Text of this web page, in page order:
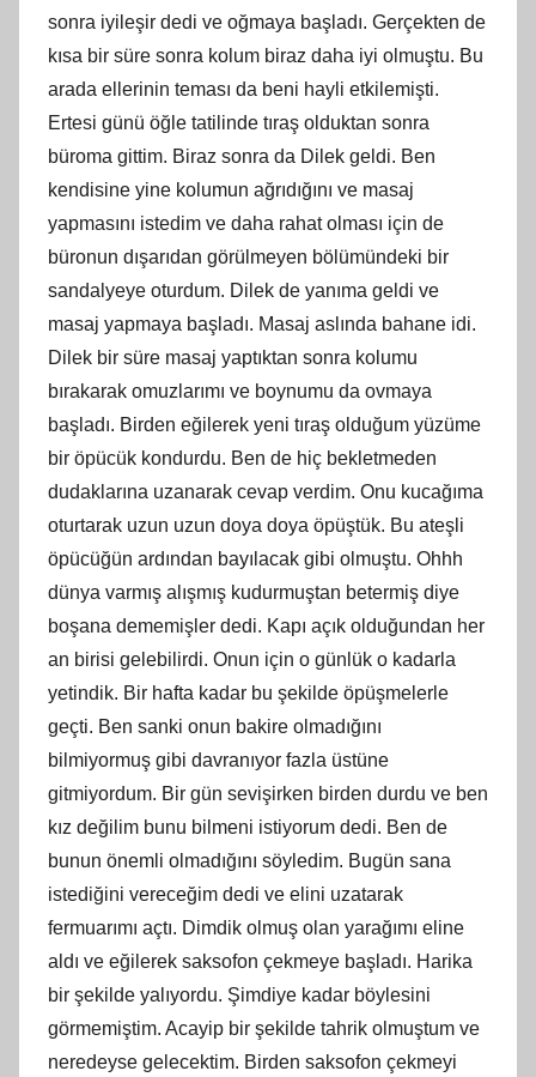
sonra iyileşir dedi ve oğmaya başladı. Gerçekten de
kısa bir süre sonra kolum biraz daha iyi olmuştu. Bu
arada ellerinin teması da beni hayli etkilemişti.
Ertesi günü öğle tatilinde tıraş olduktan sonra
büroma gittim. Biraz sonra da Dilek geldi. Ben
kendisine yine kolumun ağrıdığını ve masaj
yapmasını istedim ve daha rahat olması için de
büronun dışarıdan görülmeyen bölümündeki bir
sandalyeye oturdum. Dilek de yanıma geldi ve
masaj yapmaya başladı. Masaj aslında bahane idi.
Dilek bir süre masaj yaptıktan sonra kolumu
bırakarak omuzlarımı ve boynumu da ovmaya
başladı. Birden eğilerek yeni tıraş olduğum yüzüme
bir öpücük kondurdu. Ben de hiç bekletmeden
dudaklarına uzanarak cevap verdim. Onu kucağıma
oturtarak uzun uzun doya doya öpüştük. Bu ateşli
öpücüğün ardından bayılacak gibi olmuştu. Ohhh
dünya varmış alışmış kudurmuştan betermiş diye
boşana dememişler dedi. Kapı açık olduğundan her
an birisi gelebilirdi. Onun için o günlük o kadarla
yetindik. Bir hafta kadar bu şekilde öpüşmelerle
geçti. Ben sanki onun bakire olmadığını
bilmiyormuş gibi davranıyor fazla üstüne
gitmiyordum. Bir gün sevişirken birden durdu ve ben
kız değilim bunu bilmeni istiyorum dedi. Ben de
bunun önemli olmadığını söyledim. Bugün sana
istediğini vereceğim dedi ve elini uzatarak
fermuarımı açtı. Dimdik olmuş olan yarağımı eline
aldı ve eğilerek saksofon çekmeye başladı. Harika
bir şekilde yalıyordu. Şimdiye kadar böylesini
görmemiştim. Acayip bir şekilde tahrik olmuştum ve
neredeyse gelecektim. Birden saksofon çekmeyi